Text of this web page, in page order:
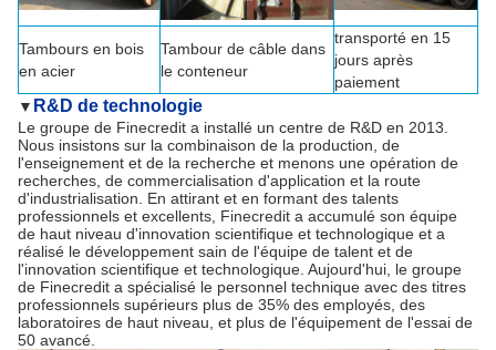
Tambours en bois
en acier
Tambour de câble dans
le conteneur
transporté en 15
jours après
paiement
▼ R&D de technologie
Le groupe de Finecredit a installé un centre de R&D en 2013.
Nous insistons sur la combinaison de la production, de
l'enseignement et de la recherche et menons une opération de
recherches, de commercialisation d'application et la route
d'industrialisation. En attirant et en formant des talents
professionnels et excellents, Finecredit a accumulé son équipe
de haut niveau d'innovation scientifique et technologique et a
réalisé le développement sain de l'équipe de talent et de
l'innovation scientifique et technologique. Aujourd'hui, le groupe
de Finecredit a spécialisé le personnel technique avec des titres
professionnels supérieurs plus de 35% des employés, des
laboratoires de haut niveau, et plus de l'équipement de l'essai de
50 avancé.